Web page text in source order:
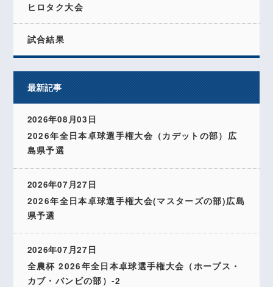
ヒロタク大会
試合結果
最新記事
2026年08月03日
2026年全日本卓球選手権大会（カデットの部）広
島県予選
2026年07月27日
2026年全日本卓球選手権大会(マスターズの部)広島
県予選
2026年07月27日
全農杯 2026年全日本卓球選手権大会（ホープス・
カブ・バンビの部）-2